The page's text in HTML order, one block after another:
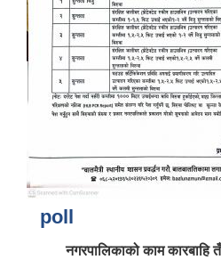
poll
नगरपालिकाको काम कारबाहि